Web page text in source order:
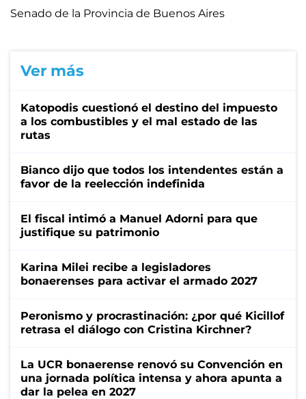
Senado de la Provincia de Buenos Aires
Ver más
Katopodis cuestionó el destino del impuesto
a los combustibles y el mal estado de las
rutas
Bianco dijo que todos los intendentes están a
favor de la reelección indefinida
El fiscal intimó a Manuel Adorni para que
justifique su patrimonio
Karina Milei recibe a legisladores
bonaerenses para activar el armado 2027
Peronismo y procrastinación: ¿por qué Kicillof
retrasa el diálogo con Cristina Kirchner?
La UCR bonaerense renovó su Convención en
una jornada política intensa y ahora apunta a
dar la pelea en 2027